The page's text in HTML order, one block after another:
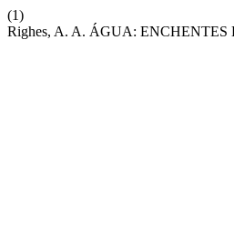
(1)
Righes, A. A. ÁGUA: